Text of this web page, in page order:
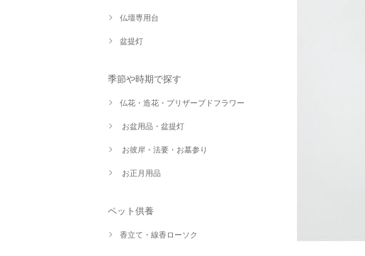
仏壇専用台
盆提灯
季節や時期で探す
仏花・造花・プリザーブドフラワー
お盆用品・盆提灯
お彼岸・法要・お墓参り
お正月用品
ペット供養
香立て・線香ローソク